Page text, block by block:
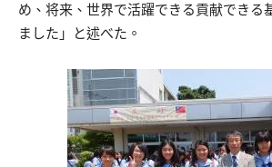
め、将来、世界で活躍できる貢献できる
ました」と述べた。